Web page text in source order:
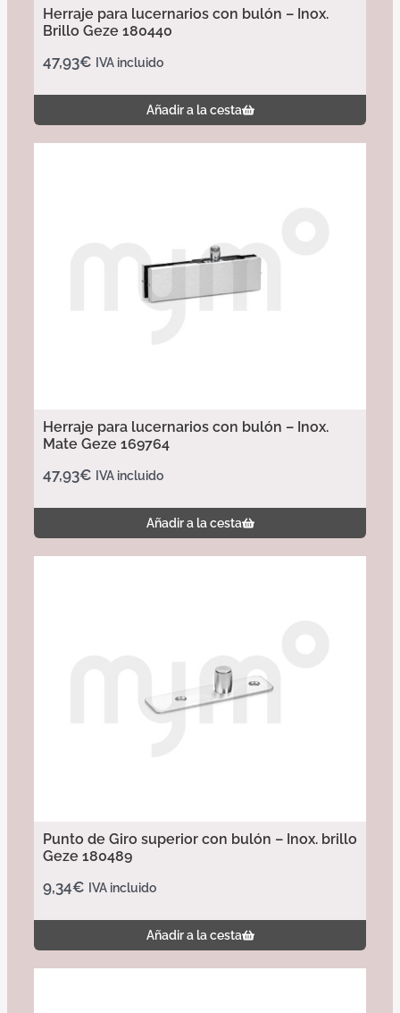
Herraje para lucernarios con bulón – Inox.
Brillo Geze 180440
47,93€ IVA incluido
Añadir a la cesta
Herraje para lucernarios con bulón – Inox.
Mate Geze 169764
47,93€ IVA incluido
Añadir a la cesta
Punto de Giro superior con bulón – Inox. brillo
Geze 180489
9,34€ IVA incluido
Añadir a la cesta